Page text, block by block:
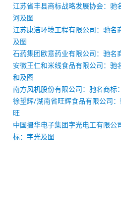
江苏省丰县商标战略发展协会：驰
河及图
江苏康洁环境工程有限公司：驰名
及图
石药集团欧意药业有限公司：驰名
安徽王仁和米线食品有限公司：驰
和及图
南方风机股份有限公司：驰名商标
徐望辉/湖南省旺辉食品有限公司
旺
中国摄华电子集团字光电工有限公
标：字光及图